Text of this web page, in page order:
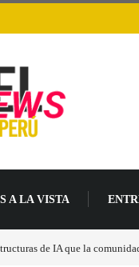
A LA VISTA
RDNA 5 ya están en fase